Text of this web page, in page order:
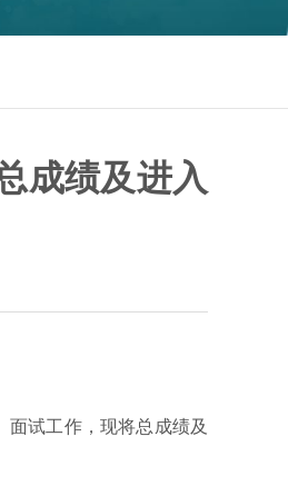
成绩及进入
试工作，现将总成绩及